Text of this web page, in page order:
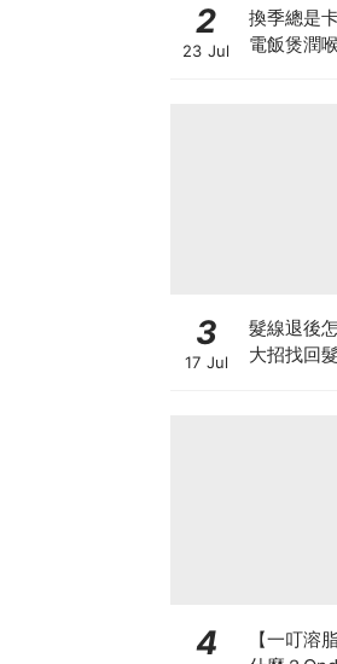
2
23 Jul
換季總是
電飯煲潤
3
17 Jul
髮線退後
大招找回
4
【一叮溶